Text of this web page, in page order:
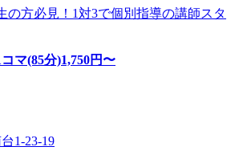
の方必見！1対3で個別指導の講師スタ
コマ(85分)1,750円〜
1-23-19